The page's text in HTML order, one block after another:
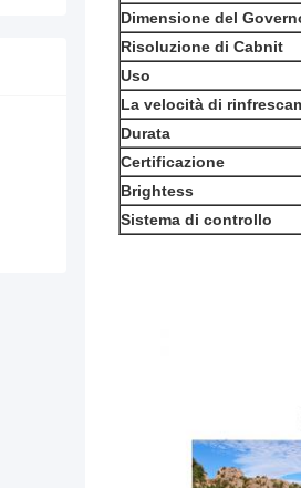
Dimensione del
Risoluzione di Cabnit
Uso
La velocità di
Durata
Certificazione
Brightess
Sistema di controllo